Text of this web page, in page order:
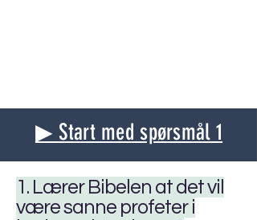
▶ Start med spørsmål 1
1. Lærer Bibelen at det vil
være sanne profeter i